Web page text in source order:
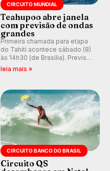
CIRCUITO MUNDIAL
Teahupoo abre janela
com previsão de ondas
grandes
Primeira chamada para etapa
do Tahiti acontece sábado (8)
às 14h30 (de Brasília). Previsão
indica swell consistente.
Medina embarca para evento e
Kelly Slater convidado.
leia mais »
CIRCUITO BANCO DO BRASIL
Circuito QS